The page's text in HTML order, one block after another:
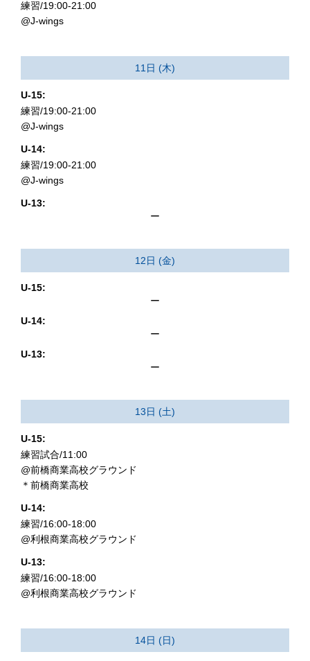
練習/19:00-21:00
@J-wings
11日 (木)
U-15:
練習/19:00-21:00
@J-wings
U-14:
練習/19:00-21:00
@J-wings
U-13:
ー
12日 (金)
U-15:
ー
U-14:
ー
U-13:
ー
13日 (土)
U-15:
練習試合/11:00
@前橋商業高校グラウンド
＊前橋商業高校
U-14:
練習/16:00-18:00
@利根商業高校グラウンド
U-13:
練習/16:00-18:00
@利根商業高校グラウンド
14日 (日)